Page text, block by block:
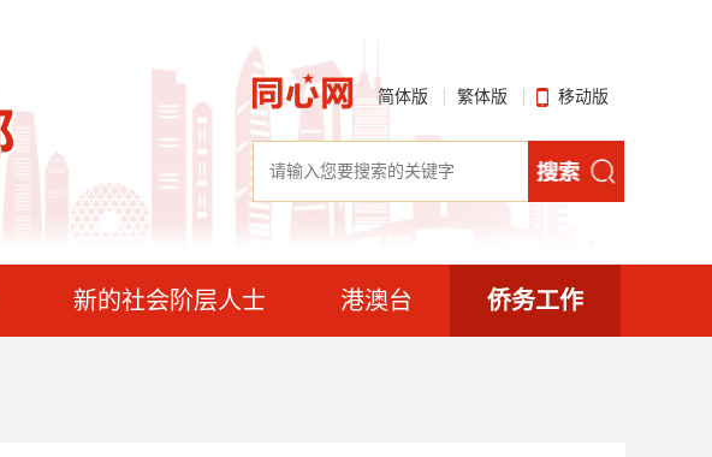
简体版 繁体版 移动版
新的社会阶层人士 港澳台 侨务工作